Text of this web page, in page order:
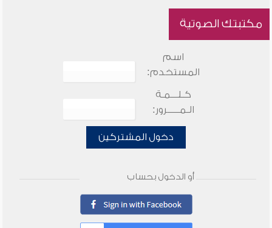
مكتبتك الصوتية
اسم
المستخدم:
كـلـــمـة
الـمـــــرور:
دخول المشتركين
أو الدخول بحساب